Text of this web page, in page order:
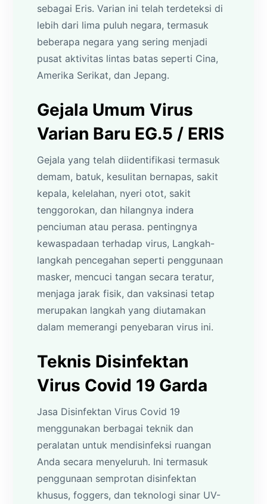
sebagai Eris. Varian ini telah terdeteksi di
lebih dari lima puluh negara, termasuk
beberapa negara yang sering menjadi
pusat aktivitas lintas batas seperti Cina,
Amerika Serikat, dan Jepang.
Gejala Umum Virus
Varian Baru EG.5 / ERIS
Gejala yang telah diidentifikasi termasuk
demam, batuk, kesulitan bernapas, sakit
kepala, kelelahan, nyeri otot, sakit
tenggorokan, dan hilangnya indera
penciuman atau perasa. pentingnya
kewaspadaan terhadap virus, Langkah-
langkah pencegahan seperti penggunaan
masker, mencuci tangan secara teratur,
menjaga jarak fisik, dan vaksinasi tetap
merupakan langkah yang diutamakan
dalam memerangi penyebaran virus ini.
Teknis Disinfektan
Virus Covid 19 Garda
Jasa Disinfektan Virus Covid 19
menggunakan berbagai teknik dan
peralatan untuk mendisinfeksi ruangan
Anda secara menyeluruh. Ini termasuk
penggunaan semprotan disinfektan
khusus, foggers, dan teknologi sinar UV-